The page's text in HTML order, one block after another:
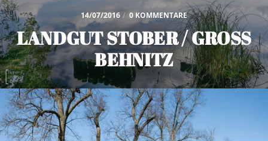
14/07/2016 / 0 KOMMENTARE
LANDGUT STOBER / GROSS
BEHNITZ